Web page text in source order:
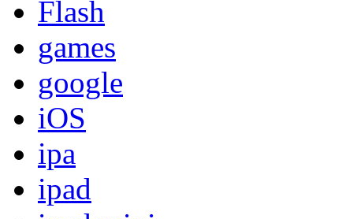
Flash
games
google
iOS
ipa
ipad